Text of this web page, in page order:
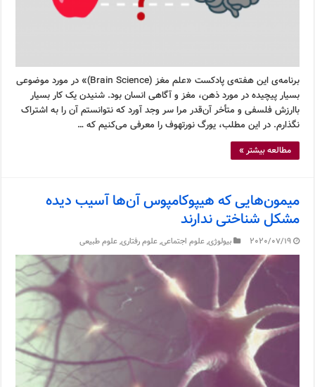
برنامه‌ی این هفته‌ی پادکست «علم مغز (Brain Science)» در مورد موضوعی
بسیار پیچیده در مورد ذهن، مغز و آگاهی انسان بود. شنیدن یک کار بسیار
باارزش فلسفی و متأخر آن‌قدر مرا سر وجد آورد که نتوانستم آن را به اشتراک
نگذارم. در این مطلب، یورگ نورتهوف را معرفی می‌کنیم که …
مطالعه بیشتر »
میمون‌هایی که هیپوکامپوس آن‌ها آسیب دیده
مشکل شناختی ندارند
2020/07/19 بیولوژی,علوم اجتماعی,علوم رفتاری,علوم طبیعی